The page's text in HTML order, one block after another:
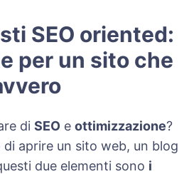
SEO oriented:
per un sito che
di SEO e ottimizzazione?
aprire un sito web, un blog
due elementi sono i